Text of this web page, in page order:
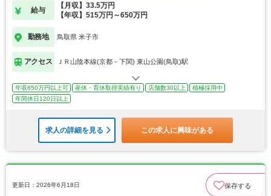
給与
【月収】33.5万円
【年収】515万円～650万円
勤務地 鳥取県 米子市
アクセス ＪＲ山陰本線(京都－下関) 東山公園(鳥取)駅
年収650万円以上可 産休・育休取得実績有り 店舗数30以上
積極採用中
年間休日120日以上
求人の詳細を見る この求人に興味がある
更新日：2026年6月18日 保存する